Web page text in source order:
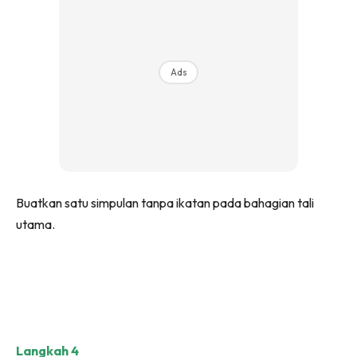
Ads
Buatkan satu simpulan tanpa ikatan pada bahagian tali
utama.
Langkah 4